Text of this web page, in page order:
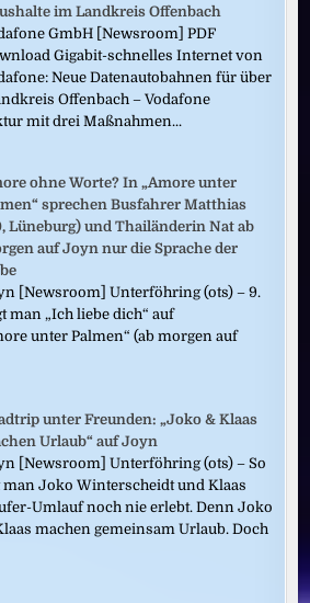
im Landkreis Offenbach
GmbH [Newsroom] PDF
Gigabit-schnelles Internet von
Neue Datenautobahnen für über
Offenbach – Vodafone
mit drei Maßnahmen...
ohne Worte? In „Amore unter
sprechen Busfahrer Matthias
Lüneburg) und Thailänderin Nat ab
auf Joyn nur die Sprache der
[Newsroom] Unterföhring (ots) – 9.
man „Ich liebe dich“ auf
unter Palmen“ (ab morgen auf
unter Freunden: „Joko & Klaas
Urlaub“ auf Joyn
[Newsroom] Unterföhring (ots) – So
man Joko Winterscheidt und Klaas
Umlauf noch nie erlebt. Denn Joko
machen gemeinsam Urlaub. Doch